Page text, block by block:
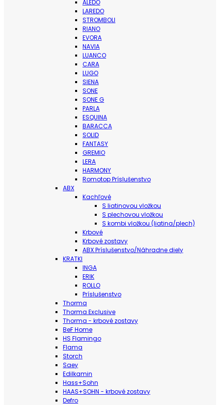
ALEDO
LAREDO
STROMBOLI
RIANO
EVORA
NAVIA
LUANCO
CARA
LUGO
SIENA
SONE
SONE G
PARLA
ESQUINA
BARACCA
SOLID
FANTASY
GREMIO
LERA
HARMONY
Romotop Príslušenstvo
ABX
Kachľové
S liatinovou vložkou
S plechovou vložkou
S kombi vložkou (liatina/plech)
Krbové
Krbové zostavy
ABX Príslušenstvo/Náhradne diely
KRATKI
INGA
ERIK
ROLLO
Príslušenstvo
Thorma
Thorma Exclusive
Thorma - krbové zostavy
BeF Home
HS Flamingo
Flama
Storch
Saey
Edilkamin
Hass+Sohn
HAAS+SOHN - krbové zostavy
Defro